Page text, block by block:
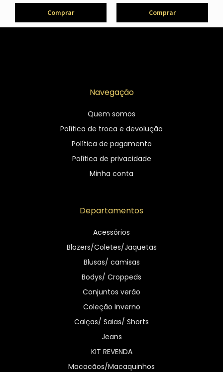
Comprar Comprar
Navegação
Quem somos
Política de troca e devolução
Política de pagamento
Política de privacidade
Minha conta
Departamentos
Acessórios
Blazers/Coletes/Jaquetas
Blusas/ camisas
Bodys/ Croppeds
Conjuntos verão
Coleção Inverno
Calças/ Saias/ Shorts
Jeans
KIT REVENDA
Macacãos/Macaquinhos